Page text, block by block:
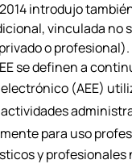
introdujo
vinculada no
o profesional).
se definen a
(AEE)
actividades
para uso
y